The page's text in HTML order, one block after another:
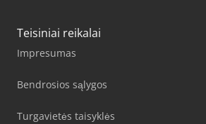
Teisiniai reikalai
Impresumas
Bendrosios sąlygos
Turgavietės taisyklės